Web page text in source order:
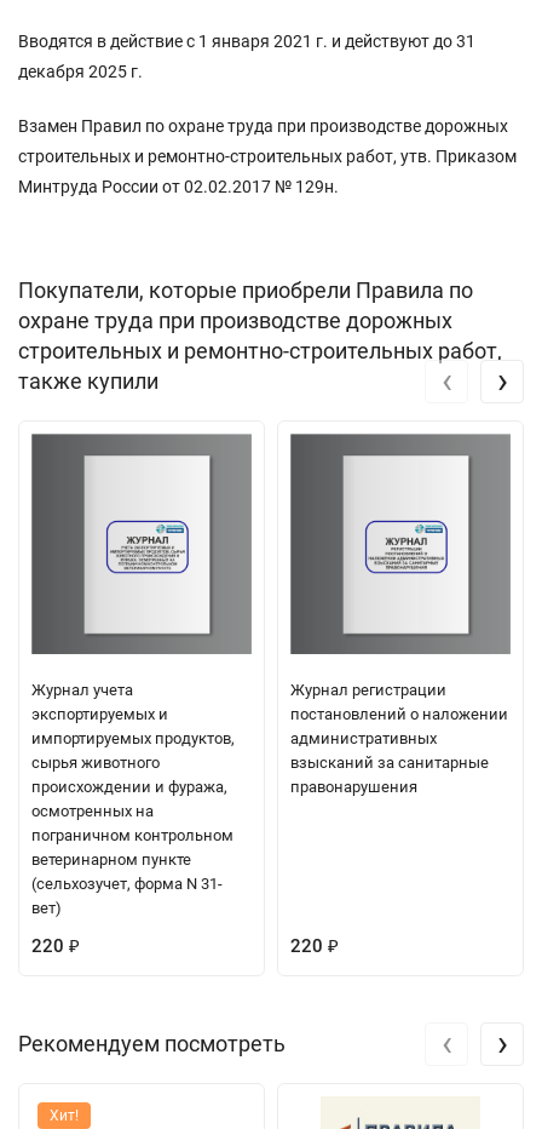
Вводятся в действие с 1 января 2021 г. и действуют до 31
декабря 2025 г.
Взамен Правил по охране труда при производстве дорожных
строительных и ремонтно-строительных работ, утв. Приказом
Минтруда России от 02.02.2017 № 129н.
Покупатели, которые приобрели Правила по
охране труда при производстве дорожных
строительных и ремонтно-строительных работ,
также купили
Журнал учета
экспортируемых и
импортируемых продуктов,
сырья животного
происхождении и фуража,
осмотренных на
пограничном контрольном
ветеринарном пункте
(сельхозучет, форма N 31-
вет)
220 ₽
Журнал регистрации
постановлений о наложении
административных
взысканий за санитарные
правонарушения
220 ₽
‹ ›
Рекомендуем посмотреть
Хит!
‹ ›